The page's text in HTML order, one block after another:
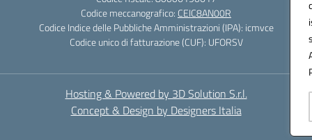
Codice meccanografico: CEIC8AN00R
Codice Indice delle Pubbliche Amministrazioni (IPA): icmvce
Codice unico di fatturazione (CUF): UFORSV
Hosting & Powered by 3D Solution S.r.l.
Concept & Design by Designers Italia